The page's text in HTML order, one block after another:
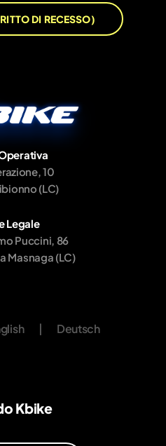
DI RECESSO)
10
(LC)
Legale
Puccini, 86
Masnaga (LC)
| Deutsch
Kbike